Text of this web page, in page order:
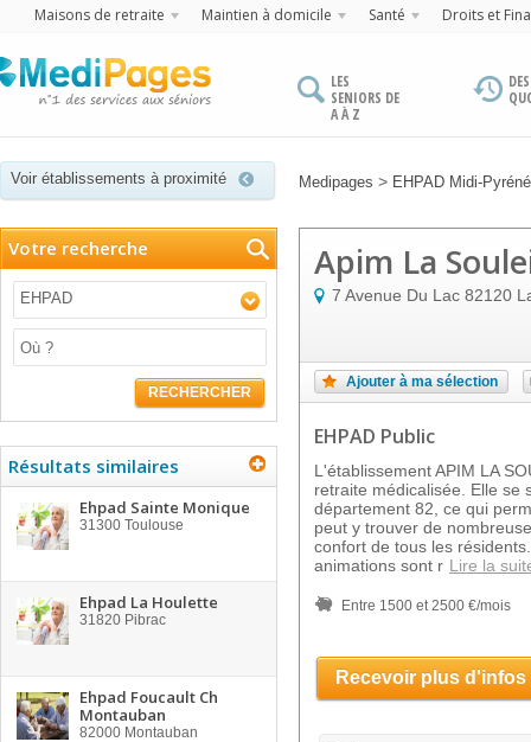
Maisons de retraite Maintien à domicile Santé Droits et
LES
SENIORS DE
A À Z
Voir établissements à proximité Medipages > EHPAD Midi-
Votre recherche
EHPAD
RECHERCHER
Résultats similaires
Ehpad Sainte Monique
31300 Toulouse
Ehpad La Houlette
31820 Pibrac
Ehpad Foucault Ch
Montauban
82000 Montauban
Apim La
7 Avenue Du Lac 82120
Ajouter à ma sélection
EHPAD Public
L'établissement APIM LA
retraite médicalisée. Elle se
département 82, ce qui
peut y trouver de
confort de tous les
animations sont r Lire la
Entre 1500 et 2500 €/mois
Recevoir plus d'infos